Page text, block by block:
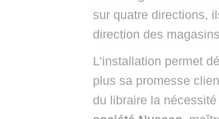
sur quatre directions,
direction des
L’installation permet
plus sa promesse
du libraire la